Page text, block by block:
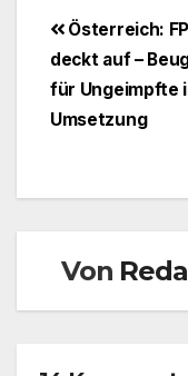
Österreich:
deckt auf –
für Ungeimpfte
Umsetzung
Von